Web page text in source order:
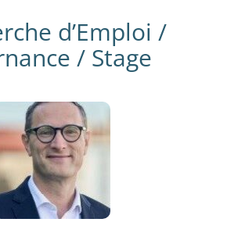
d’Emploi /
/ Stage